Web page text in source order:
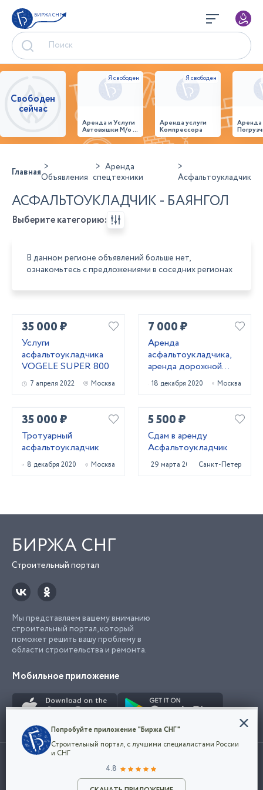
БИРЖА СНГ
Разместить объявление
Свободен
сейчас
Аренда и Услуги
Автовышки М/о г.
Домодедово
26,28,32 место
Аренда услуги
Компрессора
ГлавнаяОбъявления
Аренда
спецтехники
Асфальтоукладчик
АСФАЛЬТОУКЛАДЧИК - БАЯНГОЛ
Выберите категорию:
В данном регионе объявлений больше нет,
ознакомьтесь с предложениями в соседних регионах
35 000 ₽
Услуги
асфальтоукладчика
VOGELE SUPER 800
7 апреля 2022 Москва
7 000 ₽
Аренда
асфальтоукладчика,
аренда дорожной
техники
18 декабря 2020 Москва
35 000 ₽
Тротуарный
асфальтоукладчик
8 декабря 2020 Москва
5 500 ₽
Сдам в аренду
Асфальтоукладчик
29 марта 2023 Санкт-Петербург
БИРЖА СНГ
Строительный портал
Мы представляем вашему вниманию
строительный портал, который
поможет решить вашу проблему в
области строительства и ремонта.
Мобильное приложение
Использование сайта, в том числе подача объявлений, означает
марки представленные на сайте являются собственностью их
Конфиденциальность
Мы используем файлы cookie, чтобы сделать
наш сайт удобным для каждого
Политикой конфиденциальности компании
и принимаете условия использования cookie.
Попробуйте приложение "Биржа СНГ"
Строительный портал, с лучшими специалистами России
и СНГ
4.8